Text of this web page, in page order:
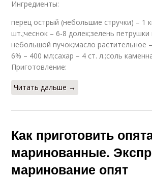
Ингредиенты:
перец острый (небольшие стручки) – 1
шт.;чеснок – 6-8 долек;зелень петрушки
небольшой пучок;масло растительное
6% – 400 мл;сахар – 4 ст. л.;соль
Приготовление:
Читать дальше →
Как приготовить
маринованные.
маринование опят